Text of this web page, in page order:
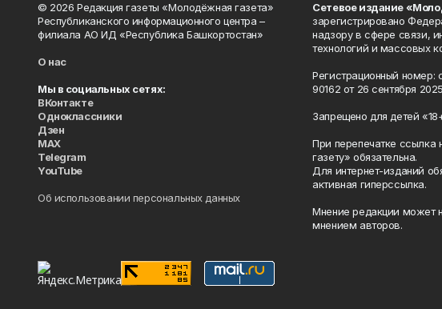
© 2026 Редакция газеты «Молодёжная газета»
Республиканского информационного центра –
филиала АО ИД «Республика Башкортостан»
О нас
Мы в социальных сетях:
ВКонтакте
Одноклассники
Дзен
MAX
Telegram
YouTube
Об использовании персональных данных
Сетевое издание
зарегистрировано
надзору в сфере связи,
технологий и массовых
Регистрационный
90162 от 26 сентября
Запрещено для детей
При перепечатке
газету» обязательна.
Для интернет-изданий
активная гиперссылка.
Мнение редакции может
мнением авторов.